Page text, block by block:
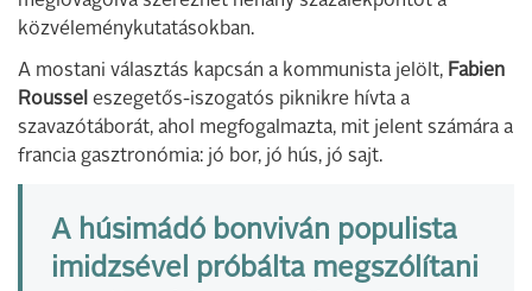
közvéleménykutatásokban.
A mostani választás kapcsán a kommunista jelölt, Fabien
Roussel eszegetős-iszogatós piknikre hívta a
szavazótáborát, ahol megfogalmazta, mit jelent számára a
francia gasztronómia: jó bor, jó hús, jó sajt.
A húsimádó bonviván populista
imidzsével próbálta megszólítani